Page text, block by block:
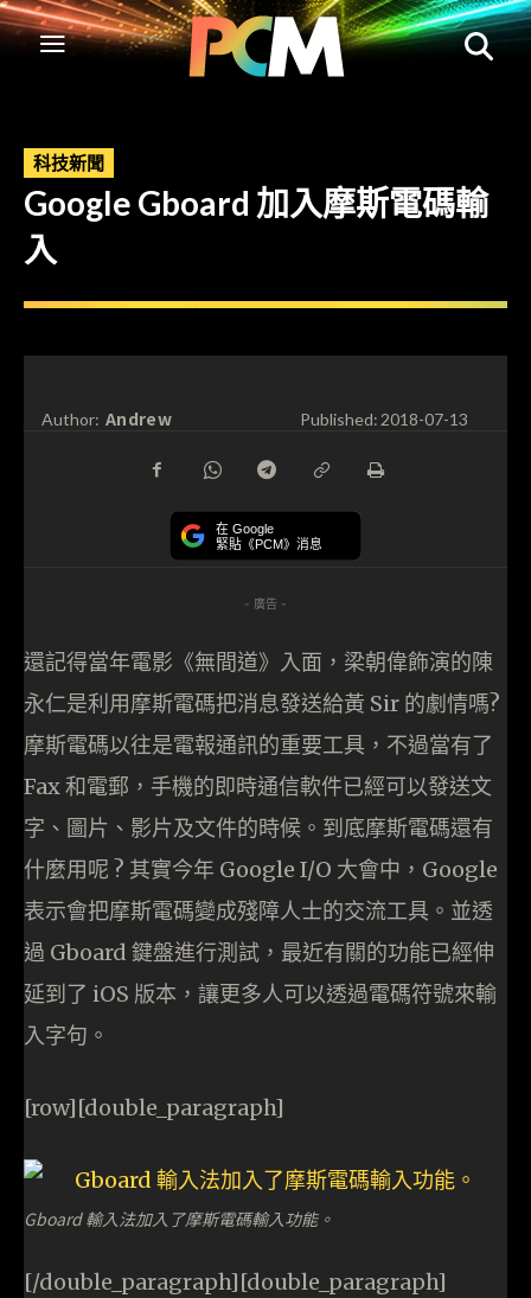
科技新聞
Google Gboard 加入摩斯電碼輸
入
Author: Andrew Published:2018-07-13
在 Google
緊貼《PCM》消息
- 廣告 -
還記得當年電影《無間道》入面，梁朝偉飾演的陳
永仁是利用摩斯電碼把消息發送給黃 Sir 的劇情嗎?
摩斯電碼以往是電報通訊的重要工具，不過當有了
Fax 和電郵，手機的即時通信軟件已經可以發送文
字、圖片、影片及文件的時候。到底摩斯電碼還有
什麼用呢 ? 其實今年 Google I/O 大會中，Google
表示會把摩斯電碼變成殘障人士的交流工具。並透
過 Gboard 鍵盤進行測試，最近有關的功能已經伸
延到了 iOS 版本，讓更多人可以透過電碼符號來輸
入字句。
[row][double_paragraph]
Gboard 輸入法加入了摩斯電碼輸入功能。
[/double_paragraph][double_paragraph]